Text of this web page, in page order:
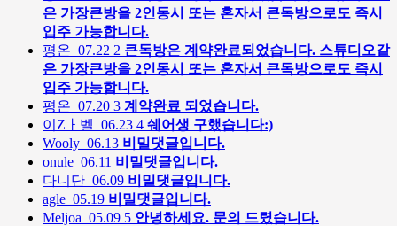
은 가장큰방을 2인동시 또는 혼자서 큰독방으로도 즉시
입주 가능합니다.
평온 07.22 2 큰독방은 계약완료되었습니다. 스튜디오같
은 가장큰방을 2인동시 또는 혼자서 큰독방으로도 즉시
입주 가능합니다.
평온 07.20 3 계약완료 되었습니다.
이Zㅏ벨 06.23 4 쉐어생 구했습니다:)
Wooly 06.13 비밀댓글입니다.
onule 06.11 비밀댓글입니다.
다니단 06.09 비밀댓글입니다.
agle 05.19 비밀댓글입니다.
Meljoa 05.09 5 안녕하세요. 문의 드렸습니다.